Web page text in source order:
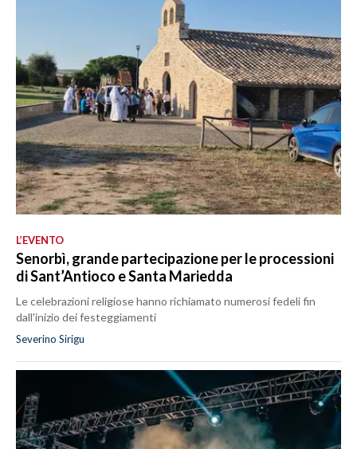
L’EVENTO
Senorbì, grande partecipazione per le processioni
di Sant’Antioco e Santa Mariedda
Le celebrazioni religiose hanno richiamato numerosi fedeli fin
dall'inizio dei festeggiamenti
Severino Sirigu